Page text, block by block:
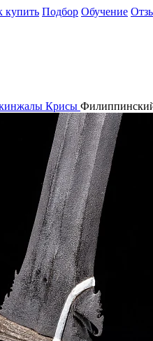
купить Подбор Обучение
Крисы